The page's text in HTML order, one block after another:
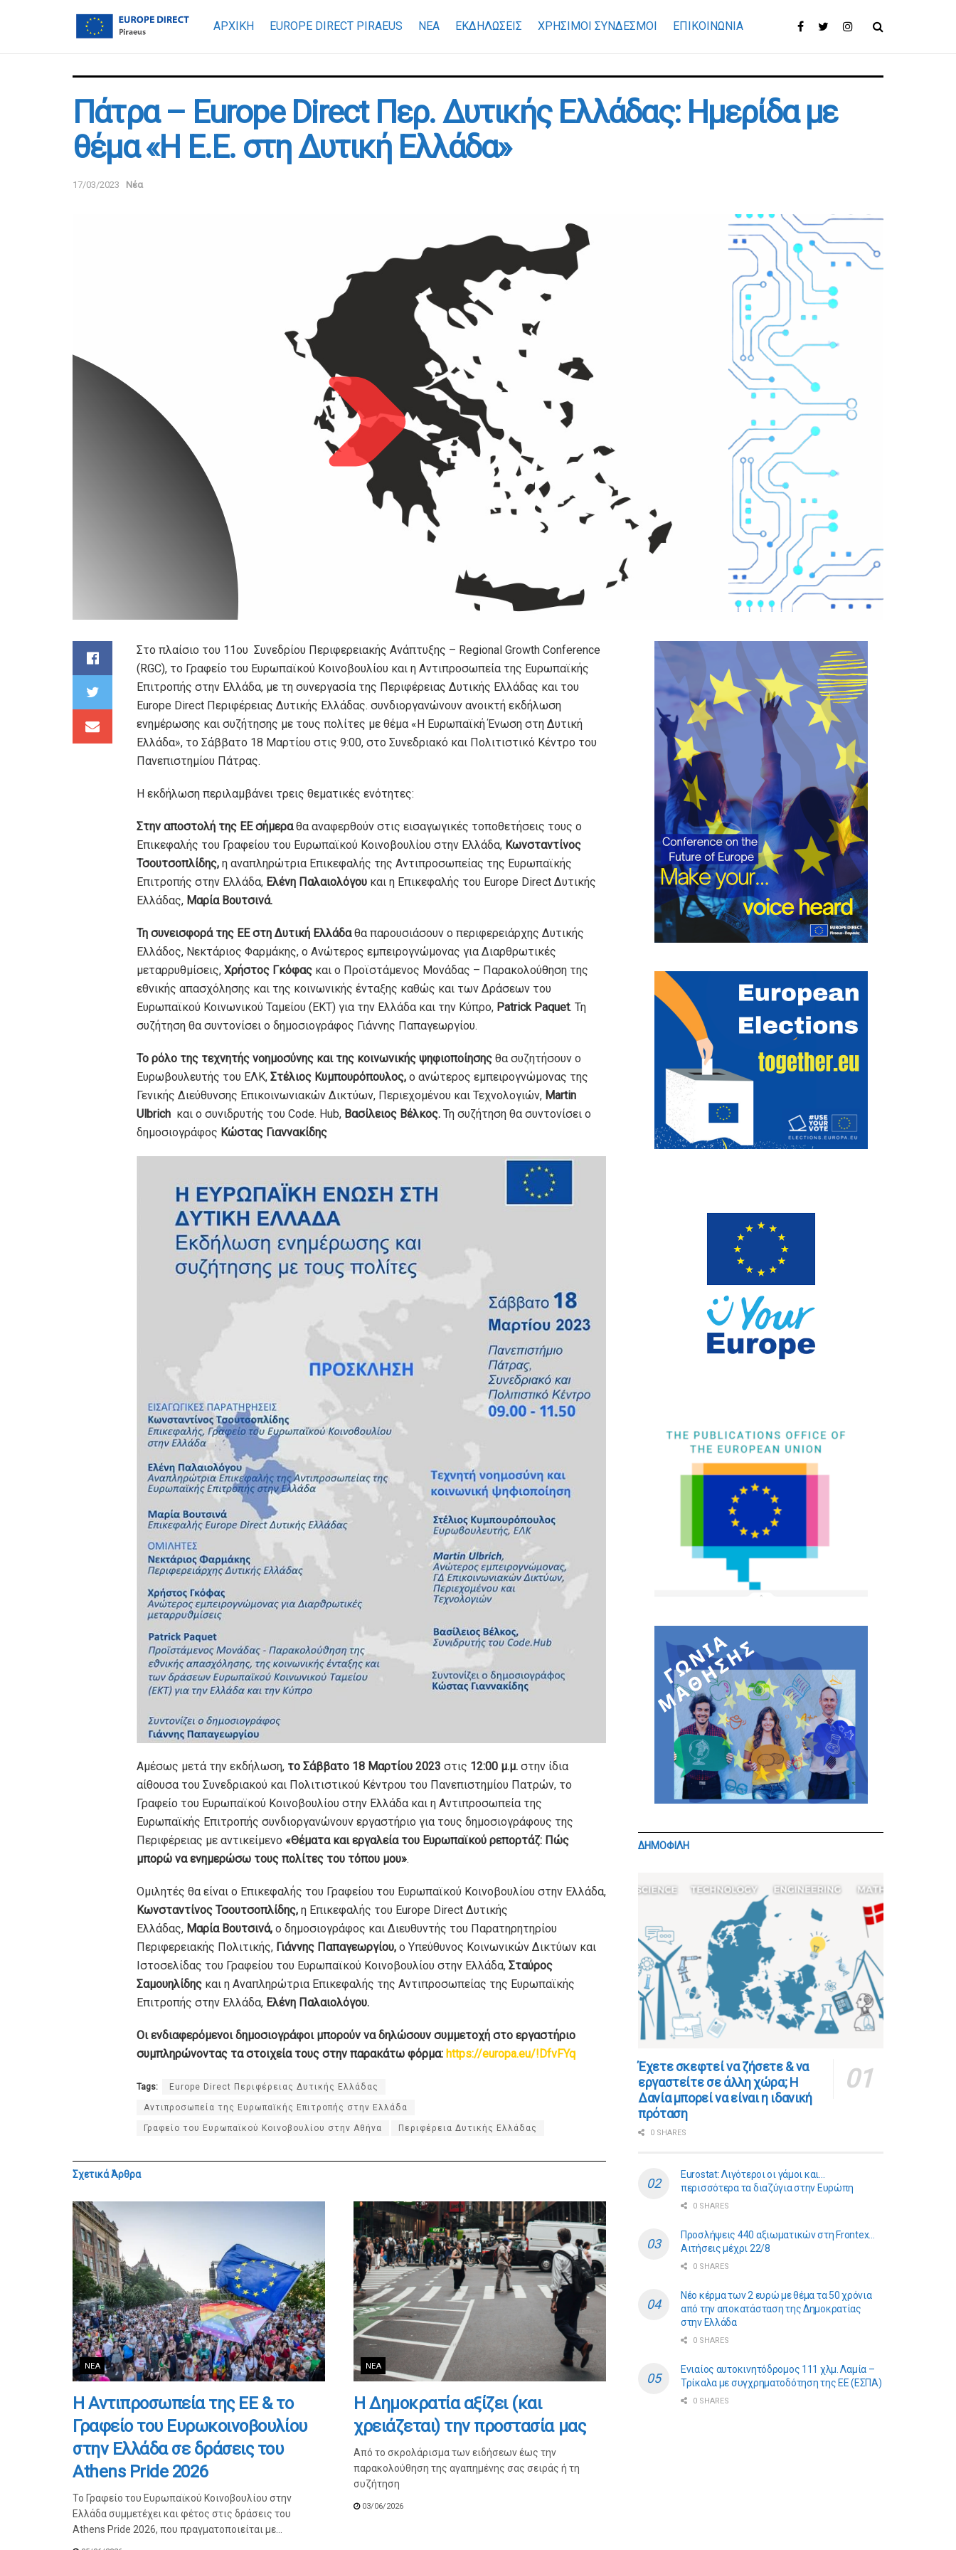
ΑΡΧΙΚΗ EUROPE DIRECT PIRAEUS ΝΕΑ ΕΚΔΗΛΩΣΕΙΣ ΧΡΉΣΙΜΟΙ ΣΎΝΔΕΣΜΟΙ ΕΠΙΚΟΙΝΩΝΊΑ
Πάτρα – Europe Direct Περ. Δυτικής Ελλάδας: Ημερίδα με
θέμα «Η Ε.Ε. στη Δυτική Ελλάδα»
17/03/2023 Νέα
Στο πλαίσιο του 11ου Συνεδρίου Περιφερειακής Ανάπτυξης – Regional Growth Conference
(RGC), το Γραφείο του Ευρωπαϊκού Κοινοβουλίου και η Αντιπροσωπεία της Ευρωπαϊκής
Επιτροπής στην Ελλάδα, με τη συνεργασία της Περιφέρειας Δυτικής Ελλάδας και του
Europe Direct Περιφέρειας Δυτικής Ελλάδας. συνδιοργανώνουν ανοικτή εκδήλωση
ενημέρωσης και συζήτησης με τους πολίτες με θέμα «Η Ευρωπαϊκή Ένωση στη Δυτική
Ελλάδα», το Σάββατο 18 Μαρτίου στις 9:00, στο Συνεδριακό και Πολιτιστικό Κέντρο του
Πανεπιστημίου Πάτρας.
Η εκδήλωση περιλαμβάνει τρεις θεματικές ενότητες:
Στην αποστολή της ΕΕ σήμεραθα αναφερθούν στις εισαγωγικές τοποθετήσεις τους ο
Επικεφαλής του Γραφείου του Ευρωπαϊκού Κοινοβουλίου στην Ελλάδα, Κωνσταντίνος
Τσουτσοπλίδης, η αναπληρώτρια Επικεφαλής της Αντιπροσωπείας της Ευρωπαϊκής
Επιτροπής στην Ελλάδα, Ελένη Παλαιολόγου και η Επικεφαλής του Europe Direct Δυτικής
Ελλάδας, Μαρία Βουτσινά.
Τη συνεισφορά της ΕΕ στη Δυτική Ελλάδαθα παρουσιάσουν ο περιφερειάρχης Δυτικής
Ελλάδος, Νεκτάριος Φαρμάκης, o Ανώτερος εμπειρογνώμονας για Διαρθρωτικές
μεταρρυθμίσεις, Χρήστος Γκόφας και ο Προϊστάμενος Μονάδας – Παρακολούθηση της
εθνικής απασχόλησης και της κοινωνικής ένταξης καθώς και των Δράσεων του
Ευρωπαϊκού Κοινωνικού Ταμείου (ΕΚΤ) για την Ελλάδα και την Κύπρο, Patrick Paquet. Τη
συζήτηση θα συντονίσει ο δημοσιογράφος Γιάννης Παπαγεωργίου.
Το ρόλο της τεχνητής νοημοσύνης και της κοινωνικής ψηφιοποίησης θα συζητήσουν ο
Ευρωβουλευτής του ΕΛΚ, Στέλιος Κυμπουρόπουλος, ο ανώτερος εμπειρογνώμονας της
Γενικής Διεύθυνσης Επικοινωνιακών Δικτύων, Περιεχομένου και Τεχνολογιών, Martin
Ulbrich και o συνιδρυτής του Code. Hub, Βασίλειος Βέλκος. Τη συζήτηση θα συντονίσει ο
δημοσιογράφος Κώστας Γιαννακίδης
Αμέσως μετά την εκδήλωση, το Σάββατο 18 Μαρτίου 2023 στις 12:00 μ.μ. στην ίδια
αίθουσα του Συνεδριακού και Πολιτιστικού Κέντρου του Πανεπιστημίου Πατρών, το
Γραφείο του Ευρωπαϊκού Κοινοβουλίου στην Ελλάδα και η Αντιπροσωπεία της
Ευρωπαϊκής Επιτροπής συνδιοργανώνουν εργαστήριο για τους δημοσιογράφους της
Περιφέρειας με αντικείμενο «Θέματα και εργαλεία του Ευρωπαϊκού ρεπορτάζ: Πώς
μπορώ να ενημερώσω τους πολίτες του τόπου μου».
Ομιλητές θα είναι ο Επικεφαλής του Γραφείου του Ευρωπαϊκού Κοινοβουλίου στην Ελλάδα,
Κωνσταντίνος Τσουτσοπλίδης, η Επικεφαλής του Europe Direct Δυτικής
Ελλάδας, Μαρία Βουτσινά, ο δημοσιογράφος και Διευθυντής του Παρατηρητηρίου
Περιφερειακής Πολιτικής, Γιάννης Παπαγεωργίου, ο Υπεύθυνος Κοινωνικών Δικτύων και
Ιστοσελίδας του Γραφείου του Ευρωπαϊκού Κοινοβουλίου στην Ελλάδα, Σταύρος
Σαμουηλίδης και η Αναπληρώτρια Επικεφαλής της Αντιπροσωπείας της Ευρωπαϊκής
Επιτροπής στην Ελλάδα, Ελένη Παλαιολόγου.
Οι ενδιαφερόμενοι δημοσιογράφοι μπορούν να δηλώσουν συμμετοχή στο εργαστήριο
συμπληρώνοντας τα στοιχεία τους στην παρακάτω φόρμα: https://europa.eu/!DfvFYq
Tags: Europe Direct Περιφέρειας Δυτικής Ελλάδας
Αντιπροσωπεία της Ευρωπαϊκής Επιτροπής στην Ελλάδα
Γραφείο του Ευρωπαϊκού Κοινοβουλίου στην Αθήνα Περιφέρεια Δυτικής Ελλάδας
ΣχετικάΆρθρα
ΝΈΑ
Η Αντιπροσωπεία της ΕΕ & το
Γραφείο του Ευρωκοινοβουλίου
στην Ελλάδα σε δράσεις του
Athens Pride 2026
Το Γραφείο του Ευρωπαϊκού Κοινοβουλίου στην
Ελλάδα συμμετέχει και φέτος στις δράσεις του
Athens Pride 2026, που πραγματοποιείται με...
ΝΈΑ
Η Δημοκρατία αξίζει (και
χρειάζεται) την προστασία μας
Από το σκρολάρισμα των ειδήσεων έως την
παρακολούθηση της αγαπημένης σας σειράς ή τη
συζήτηση
03/06/2026
ΔΗΜΟΦΙΛΗ
​​Έχετε σκεφτεί να ζήσετε & να
εργαστείτε σε άλλη χώρα; Η
Δανία μπορεί να είναι η ιδανική
πρόταση
0 SHARES
Eurostat: Λιγότεροι οι γάμοι και…
περισσότερα τα διαζύγια στην Ευρώπη
0 SHARES
Προσλήψεις 440 αξιωματικών στη Frontex…
Αιτήσεις μέχρι 22/8
0 SHARES
Νέο κέρμα των 2 ευρώ με θέμα τα 50 χρόνια
από την αποκατάσταση της Δημοκρατίας
στην Ελλάδα
0 SHARES
Ενιαίος αυτοκινητόδρομος 111 χλμ. Λαμία –
Τρίκαλα με συγχρηματοδότηση της ΕE (ΕΣΠΑ)
0 SHARES